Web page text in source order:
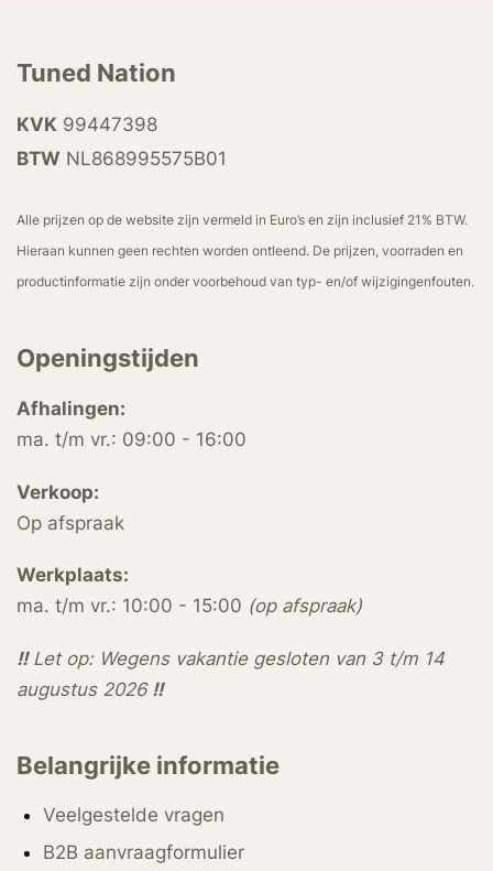
Tuned Nation
KVK 99447398
BTW NL868995575B01
Alle prijzen op de website zijn vermeld in Euro’s en zijn inclusief 21% BTW.
Hieraan kunnen geen rechten worden ontleend. De prijzen, voorraden en
productinformatie zijn onder voorbehoud van typ- en/of wijzigingenfouten.
Openingstijden
Afhalingen:
ma. t/m vr.: 09:00 - 16:00
Verkoop:
Op afspraak
Werkplaats:
ma. t/m vr.: 10:00 - 15:00 (op afspraak)
!!Let op: Wegens vakantie gesloten van 3 t/m 14
augustus 2026 !!
Belangrijke informatie
Veelgestelde vragen
B2B aanvraagformulier